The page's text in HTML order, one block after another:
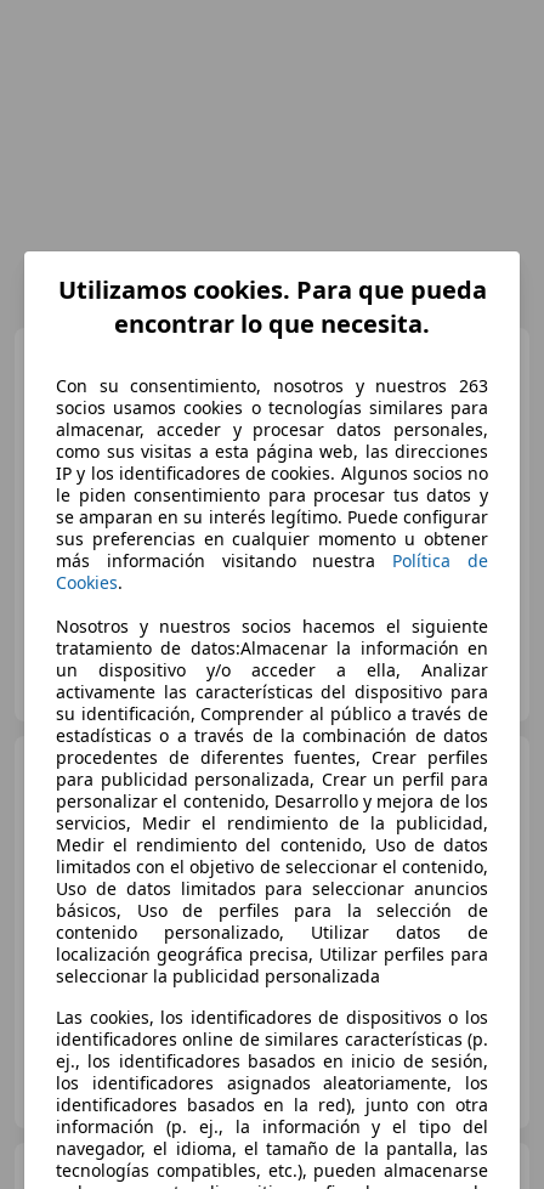
Sport RLine
€ 21.142
Preciojusto
10/2019 19.110 km Diésel 110 kW (150 CV)
AUTOHERO BARCELONA
ES-08903 SANT ADRIÀ DE BESÒS
Volkswagen Golf Sport 2.0
TDI 150CV BMT
€ 14.000
Buen precio
01/2015 137.000 km Diésel 110 kW (150 CV)
FCR CARS
ES-32699 VERÍN
Volkswagen Golf2.0 TDI
Utilizamos cookies. Para que pueda
encontrar lo que necesita.
Con su consentimiento, nosotros y nuestros 263
socios usamos cookies o tecnologías similares para
almacenar, acceder y procesar datos personales,
como sus visitas a esta página web, las direcciones
IP y los identificadores de cookies. Algunos socios no
le piden consentimiento para procesar tus datos y
se amparan en su interés legítimo. Puede configurar
sus preferencias en cualquier momento u obtener
más información visitando nuestra Política de
Cookies.
Nosotros y nuestros socios hacemos el siguiente
tratamiento de datos:Almacenar la información en
un dispositivo y/o acceder a ella, Analizar
activamente las características del dispositivo para
su identificación, Comprender al público a través de
estadísticas o a través de la combinación de datos
procedentes de diferentes fuentes, Crear perfiles
para publicidad personalizada, Crear un perfil para
personalizar el contenido, Desarrollo y mejora de los
servicios, Medir el rendimiento de la publicidad,
Medir el rendimiento del contenido, Uso de datos
limitados con el objetivo de seleccionar el contenido,
Uso de datos limitados para seleccionar anuncios
básicos, Uso de perfiles para la selección de
contenido personalizado, Utilizar datos de
localización geográfica precisa, Utilizar perfiles para
seleccionar la publicidad personalizada
Las cookies, los identificadores de dispositivos o los
identificadores online de similares características (p.
ej., los identificadores basados en inicio de sesión,
los identificadores asignados aleatoriamente, los
identificadores basados en la red), junto con otra
información (p. ej., la información y el tipo del
navegador, el idioma, el tamaño de la pantalla, las
tecnologías compatibles, etc.), pueden almacenarse